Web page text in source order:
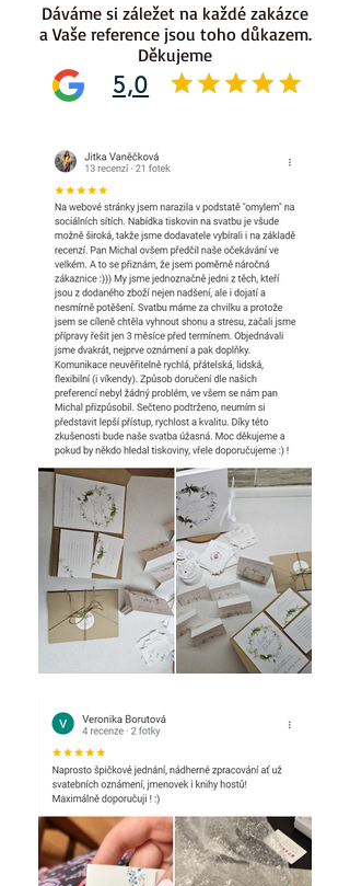
5,0
Dáváme si záležet na každé zakázce
a Vaše reference jsou toho důkazem.
Děkujeme